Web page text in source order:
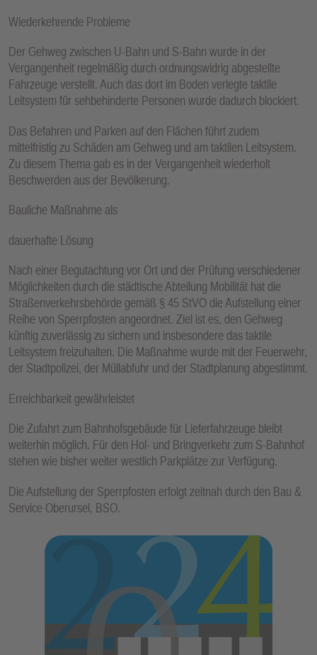
Wiederkehrende Probleme
Der Gehweg zwischen U-Bahn und S-Bahn wurde in der
Vergangenheit regelmäßig durch ordnungswidrig abgestellte
Fahrzeuge verstellt. Auch das dort im Boden verlegte taktile
Leitsystem für sehbehinderte Personen wurde dadurch blockiert.
Das Befahren und Parken auf den Flächen führt zudem
mittelfristig zu Schäden am Gehweg und am taktilen Leitsystem.
Zu diesem Thema gab es in der Vergangenheit wiederholt
Beschwerden aus der Bevölkerung.
Bauliche Maßnahme als
dauerhafte Lösung
Nach einer Begutachtung vor Ort und der Prüfung verschiedener
Möglichkeiten durch die städtische Abteilung Mobilität hat die
Straßenverkehrsbehörde gemäß § 45 StVO die Aufstellung einer
Reihe von Sperrpfosten angeordnet. Ziel ist es, den Gehweg
künftig zuverlässig zu sichern und insbesondere das taktile
Leitsystem freizuhalten. Die Maßnahme wurde mit der Feuerwehr,
der Stadtpolizei, der Müllabfuhr und der Stadtplanung abgestimmt.
Erreichbarkeit gewährleistet
Die Zufahrt zum Bahnhofsgebäude für Lieferfahrzeuge bleibt
weiterhin möglich. Für den Hol- und Bringverkehr zum S-Bahnhof
stehen wie bisher weiter westlich Parkplätze zur Verfügung.
Die Aufstellung der Sperrpfosten erfolgt zeitnah durch den Bau &
Service Oberursel, BSO.